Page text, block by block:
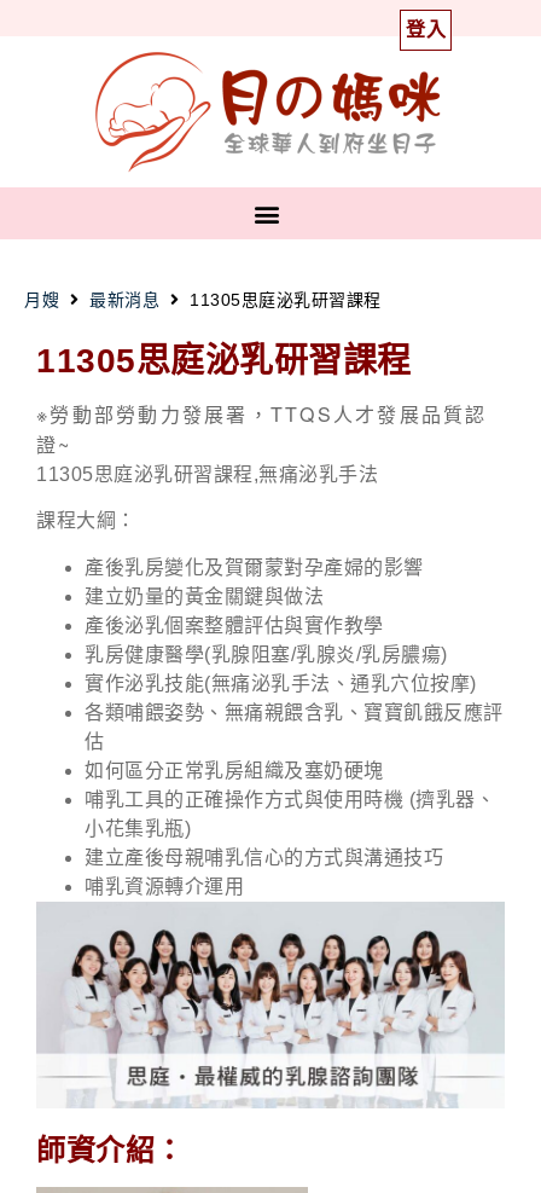
登入
月嫂 最新消息 11305思庭泌乳研習課程
11305思庭泌乳研習課程
※勞動部勞動力發展署，TTQS人才發展品質認
證~
11305思庭泌乳研習課程,無痛泌乳手法
課程大綱：
產後乳房變化及賀爾蒙對孕產婦的影響
建立奶量的黃金關鍵與做法
產後泌乳個案整體評估與實作教學
乳房健康醫學(乳腺阻塞/乳腺炎/乳房膿瘍)
實作泌乳技能(無痛泌乳手法、通乳穴位按摩)
各類哺餵姿勢、無痛親餵含乳、寶寶飢餓反應評
估
如何區分正常乳房組織及塞奶硬塊
哺乳工具的正確操作方式與使用時機 (擠乳器、
小花集乳瓶)
建立產後母親哺乳信心的方式與溝通技巧
哺乳資源轉介運用
師資介紹：